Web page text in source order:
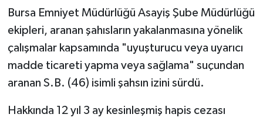
Bursa Emniyet Müdürlüğü Asayiş Şube Müdürlüğü
ekipleri, aranan şahısların yakalanmasına yönelik
çalışmalar kapsamında "uyuşturucu veya uyarıcı
madde ticareti yapma veya sağlama" suçundan
aranan S.B. (46) isimli şahsın izini sürdü.
Hakkında 12 yıl 3 ay kesinleşmiş hapis cezası